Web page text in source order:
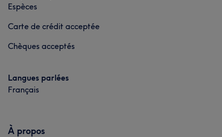
Espèces
Carte de crédit acceptée
Chèques acceptés
Langues parlées
Français
À propos